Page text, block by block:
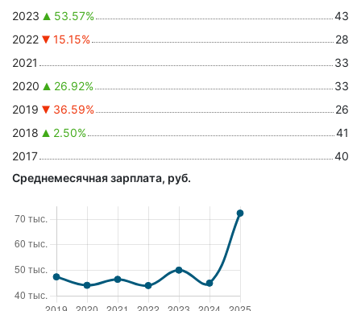
2023
53.57%
43
2022
15.15%
28
2021
33
2020
26.92%
33
2019
36.59%
26
2018
2.50%
41
2017
40
Среднемесячная зарплата, руб.